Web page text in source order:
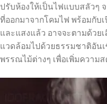
ปรับห้องให้เป็นไฟแบบสลัวๆ
ที่ออกมาจากโคมไฟ พร้อมกับ
และแสงแล้ว อาจจะตามด้วย
แวดล้อมไปด้วยธรรมชาติอัน
พรรณไม้ต่างๆ เพื่อเพิ่มความ